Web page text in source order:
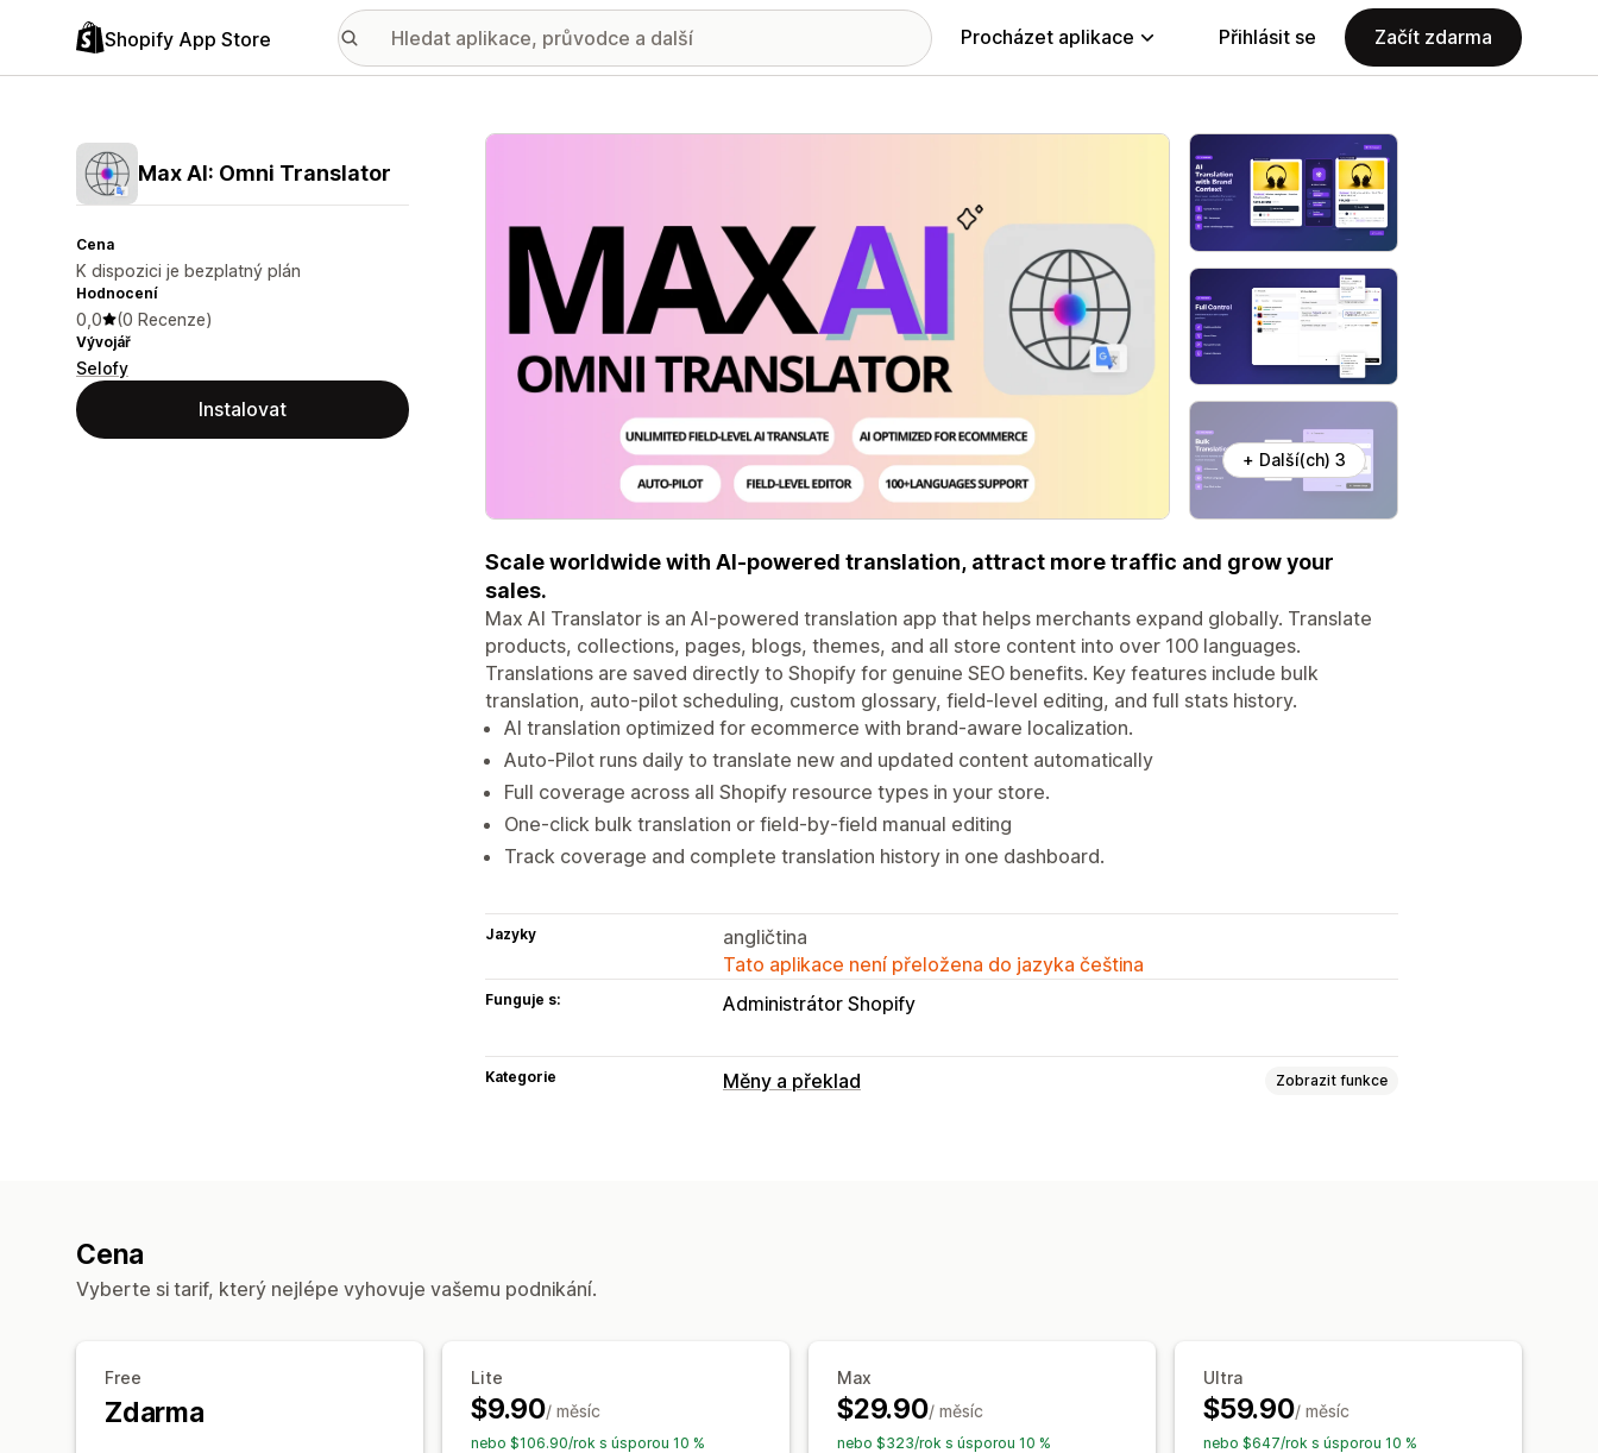
Shopify App Store Procházet aplikace Přihlásit se Začít zdarma
Max AI: Omni Translator
Cena
K dispozici je bezplatný plán
Hodnocení
0,0 (0 Recenze)
Vývojář
Selofy
Instalovat
Galerie propagovaných obrázků
+ Další(ch) 3
Scale worldwide with AI-powered translation, attract more traffic and grow your
sales.
Max AI Translator is an AI-powered translation app that helps merchants expand globally. Translate
products, collections, pages, blogs, themes, and all store content into over 100 languages.
Translations are saved directly to Shopify for genuine SEO benefits. Key features include bulk
translation, auto-pilot scheduling, custom glossary, field-level editing, and full stats history.
AI translation optimized for ecommerce with brand-aware localization.
Auto-Pilot runs daily to translate new and updated content automatically
Full coverage across all Shopify resource types in your store.
One-click bulk translation or field-by-field manual editing
Track coverage and complete translation history in one dashboard.
Jazyky
angličtina
Tato aplikace není přeložena do jazyka čeština
Funguje s: Administrátor Shopify
Kategorie Měny a překlad Zobrazit funkce
Cena
Vyberte si tarif, který nejlépe vyhovuje vašemu podnikání.
Free
Zdarma
Lite
$9.90/ měsíc
nebo $106.90/rok s úsporou 10 %
Max
$29.90/ měsíc
nebo $323/rok s úsporou 10 %
Ultra
$59.90/ měsíc
nebo $647/rok s úsporou 10 %